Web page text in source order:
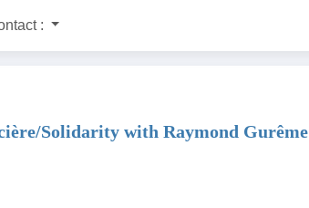
:
Solidarity with Raymond Gurême